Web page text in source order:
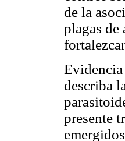
de la
plagas de
describa
presente